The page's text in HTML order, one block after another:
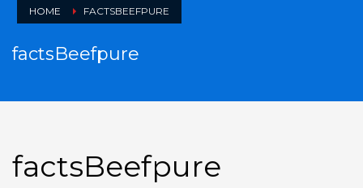
HOME FACTSBEEFPURE
factsBeefpure
factsBeefpure